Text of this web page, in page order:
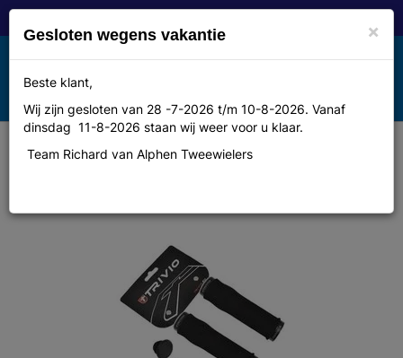
Toggle
navigation
MENU
Trivio Handvat foam ergonomic
×
Gesloten wegens vakantie
Beste klant,
Wij zijn gesloten van 28 -7-2026 t/m 10-8-2026. Vanaf
dinsdag 11-8-2026 staan wij weer voor u klaar.
Team Richard van Alphen Tweewielers